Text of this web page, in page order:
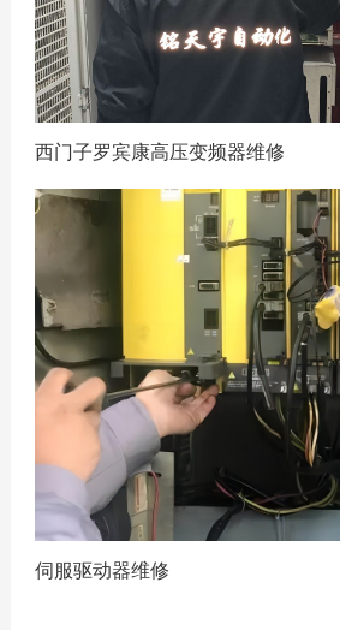
西门子罗宾康高压变频器维修
伺服驱动器维修